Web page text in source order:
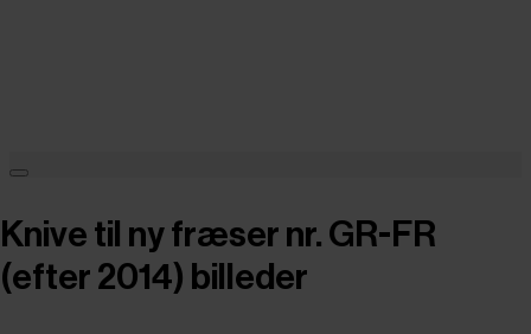
Knive til ny fræser nr. GR-FR
(efter 2014) billeder